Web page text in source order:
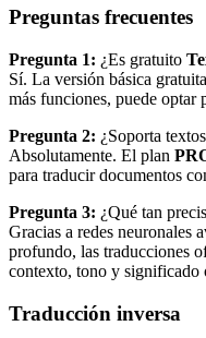
Preguntas frecuentes
Pregunta 1: ¿Es gratuito
Sí. La versión básica
más funciones, puede optar
Pregunta 2: ¿Soporta
Absolutamente. El plan
para traducir documentos
Pregunta 3: ¿Qué tan
Gracias a redes neuronales
profundo, las traducciones
contexto, tono y significado
Traducción inversa